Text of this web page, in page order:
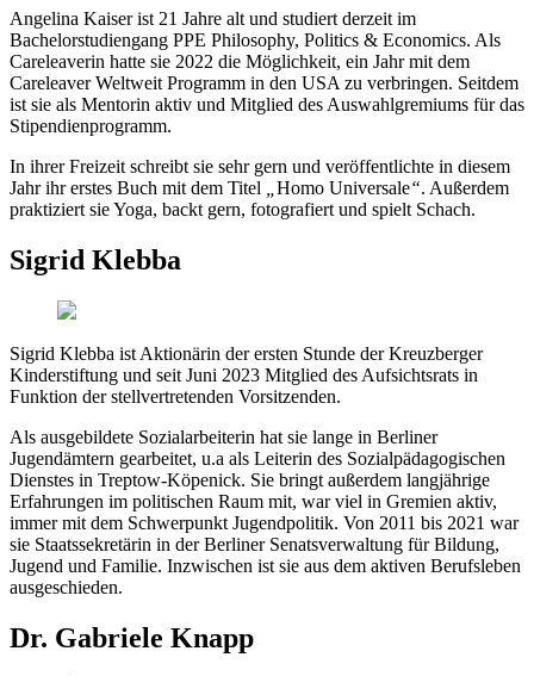
Angelina Kaiser ist 21 Jahre alt und studiert derzeit im
Bachelorstudiengang PPE Philosophy, Politics & Economics. Als
Careleaverin hatte sie 2022 die Möglichkeit, ein Jahr mit dem
Careleaver Weltweit Programm in den USA zu verbringen. Seitdem
ist sie als Mentorin aktiv und Mitglied des Auswahlgremiums für das
Stipendienprogramm.
In ihrer Freizeit schreibt sie sehr gern und veröffentlichte in diesem
Jahr ihr erstes Buch mit dem Titel „Homo Universale“. Außerdem
praktiziert sie Yoga, backt gern, fotografiert und spielt Schach.
Sigrid Klebba
Sigrid Klebba ist Aktionärin der ersten Stunde der Kreuzberger
Kinderstiftung und seit Juni 2023 Mitglied des Aufsichtsrats in
Funktion der stellvertretenden Vorsitzenden.
Als ausgebildete Sozialarbeiterin hat sie lange in Berliner
Jugendämtern gearbeitet, u.a als Leiterin des Sozialpädagogischen
Dienstes in Treptow-Köpenick. Sie bringt außerdem langjährige
Erfahrungen im politischen Raum mit, war viel in Gremien aktiv,
immer mit dem Schwerpunkt Jugendpolitik. Von 2011 bis 2021 war
sie Staatssekretärin in der Berliner Senatsverwaltung für Bildung,
Jugend und Familie. Inzwischen ist sie aus dem aktiven Berufsleben
ausgeschieden.
Dr. Gabriele Knapp